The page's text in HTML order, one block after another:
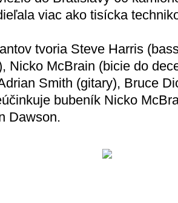
viac ako tisícka
tvoria Steve Harris
Nicko McBrain (bicie do
Smith (gitary), Bruce
bubeník Nicko
Dawson.